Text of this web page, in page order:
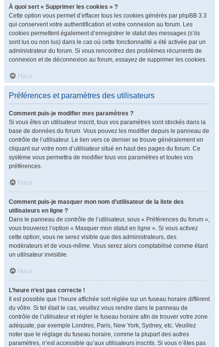
À quoi sert « Supprimer les cookies » ?
Cette option vous permet d’effacer tous les cookies générés par phpBB 3.3
qui conservent votre authentification et votre connexion au forum. Les
cookies permettent également d’enregistrer le statut des messages (s’ils
sont lus ou non lus) dans le cas où cette fonctionnalité a été activée par un
administrateur du forum. Si vous rencontrez des problèmes récurrents de
connexion et de déconnexion au forum, essayez de supprimer les cookies.
Haut
Préférences et paramètres des utilisateurs
Comment puis-je modifier mes paramètres ?
Si vous êtes un utilisateur inscrit, tous vos paramètres sont stockés dans la
base de données du forum. Vous pouvez les modifier depuis le panneau de
contrôle de l’utilisateur. Le lien vers ce dernier se trouve généralement en
cliquant sur votre nom d’utilisateur situé en haut des pages du forum. Ce
système vous permettra de modifier tous vos paramètres et toutes vos
préférences.
Haut
Comment puis-je masquer mon nom d’utilisateur de la liste des
utilisateurs en ligne ?
Dans le panneau de contrôle de l’utilisateur, sous « Préférences du forum »,
vous trouverez l’option « Masquer mon statut en ligne ». Si vous activez
cette option, vous ne serez visible que des administrateurs, des
modérateurs et de vous-même. Vous serez alors comptabilisé comme étant
un utilisateur invisible.
Haut
L’heure n’est pas correcte !
Il est possible que l’heure affichée soit réglée sur un fuseau horaire différent
du vôtre. Si tel était le cas, veuillez vous rendre dans le panneau de
contrôle de l’utilisateur et régler le fuseau horaire afin de trouver votre zone
adéquate, par exemple Londres, Paris, New York, Sydney, etc. Veuillez
noter que le réglage du fuseau horaire, comme la plupart des autres
paramètres, n’est accessible qu’aux utilisateurs inscrits. Si vous n’êtes pas